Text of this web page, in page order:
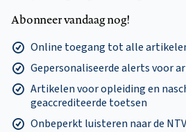
Abonneer vandaag nog!
Online toegang tot alle
Gepersonaliseerde alerts voor
Artikelen voor opleiding en
geaccrediteerde toetsen
Onbeperkt luisteren naar de